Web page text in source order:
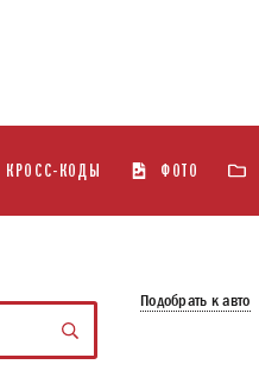
КРОСС-КОДЫ ФОТО
Подобрать к авто